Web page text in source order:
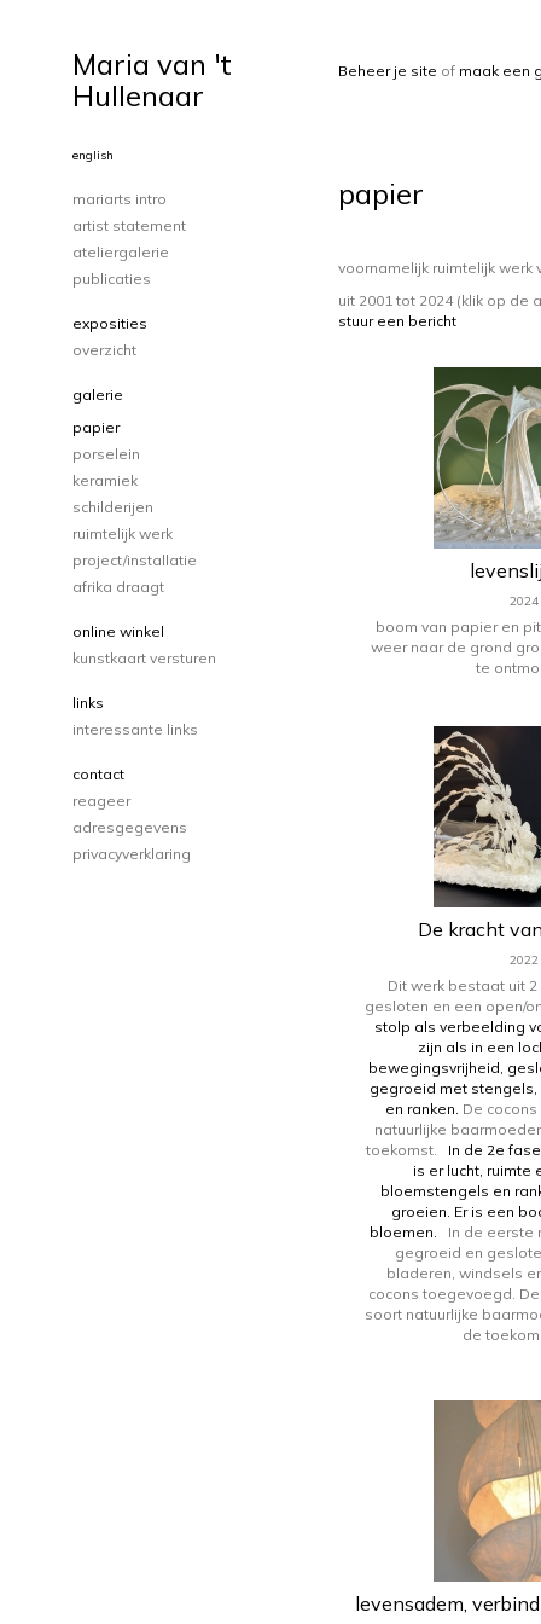
Beheer je site of maak een
papier
voornamelijk ruimtelijk
uit 2001 tot 2024 (klik op de
stuur een bericht
2024
boom van papier en
weer naar de grond
te
De kracht
2022
Dit werk bestaat uit
gesloten en een open/
stolp als verbeelding
zijn als in een
bewegingsvrijheid,
gegroeid met
en ranken. De
natuurlijke
toekomst. In de 2e
is er lucht, ruimte
bloemstengels en
groeien. Er is een
bloemen. In de eerste
gegroeid en
bladeren, windsels
cocons toegevoegd.
soort natuurlijke
de
levensadem,
Maria van 't
Hullenaar
english
mariarts intro
artist statement
ateliergalerie
publicaties
exposities
overzicht
galerie
papier
porselein
keramiek
schilderijen
ruimtelijk werk
project/installatie
afrika draagt
online winkel
kunstkaart versturen
links
interessante links
contact
reageer
adresgegevens
privacyverklaring